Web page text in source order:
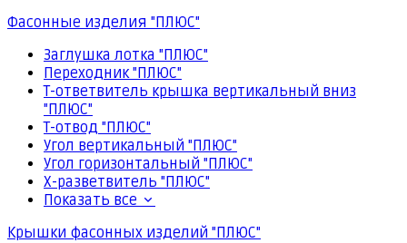
Фасонные изделия "ПЛЮС"
Заглушка лотка "ПЛЮС"
Переходник "ПЛЮС"
Т-ответвитель крышка вертикальный вниз
"ПЛЮС"
Т-отвод "ПЛЮС"
Угол вертикальный "ПЛЮС"
Угол горизонтальный "ПЛЮС"
Х-разветвитель "ПЛЮС"
Показать все
Крышки фасонных изделий "ПЛЮС"